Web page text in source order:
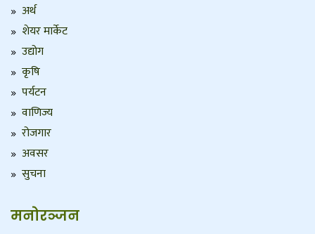
अर्थ
शेयर मार्केट
उद्योग
कृषि
पर्यटन
वाणिज्य
रोजगार
अवसर
सुचना
मनोरञ्जन